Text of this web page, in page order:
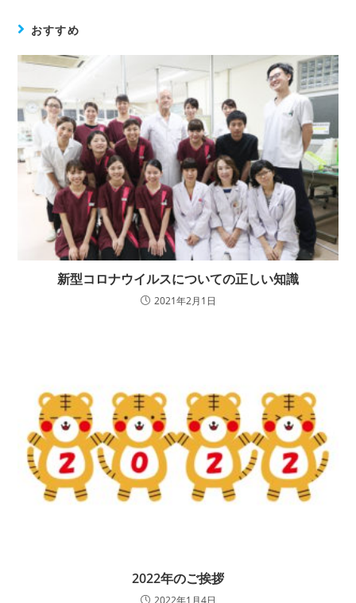
おすすめ
新型コロナウイルスについての正しい知識
2021年2月1日
2022年のご挨拶